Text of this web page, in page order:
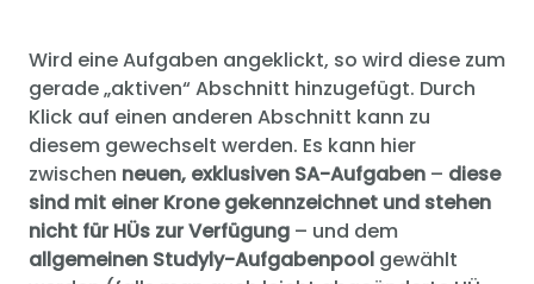
Wird eine Aufgaben angeklickt, so wird diese zum
gerade „aktiven“ Abschnitt hinzugefügt. Durch
Klick auf einen anderen Abschnitt kann zu
diesem gewechselt werden. Es kann hier
zwischen neuen, exklusiven SA-Aufgaben – diese
sind mit einer Krone gekennzeichnet und stehen
nicht für HÜs zur Verfügung – und dem
allgemeinen Studyly-Aufgabenpool gewählt